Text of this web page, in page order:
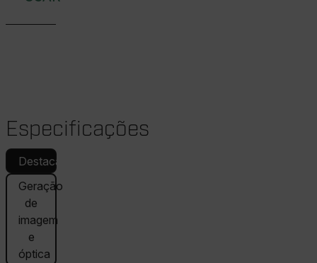
Especificações
Destacado
Geração
de
imagem
e
óptica